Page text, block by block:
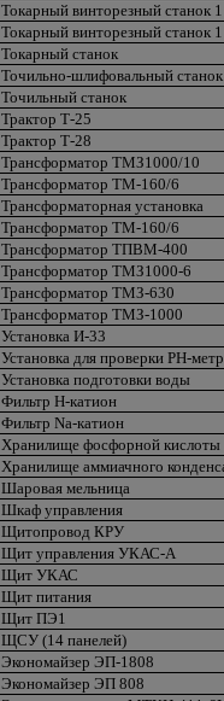
Токарный винторезный станок
Токарный винторезный станок
Токарный станок
Точильно-шлифовальный станок
Точильный станок
Трактор Т-25
Трактор Т-28
Трансформатор ТМЗ1000/10
Трансформатор ТМ-160/6
Трансформаторная установка
Трансформатор ТМ-160/6
Трансформатор ТПВМ-400
Трансформатор ТМЗ1000-6
Трансформатор ТМЗ-630
Трансформатор ТМЗ-1000
Установка И-33
Установка для проверки РН-
Установка подготовки воды
Фильтр Н-катион
Фильтр Nа-катион
Хранилище фосфорной
Хранилище аммиачного
Шаровая мельница
Шкаф управления
Щитопровод КРУ
Щит управления УКАС-А
Щит УКАС
Щит питания
Щит ПЭ1
ЩСУ (14 панелей)
Экономайзер ЭП-1808
Экономайзер ЭП 808